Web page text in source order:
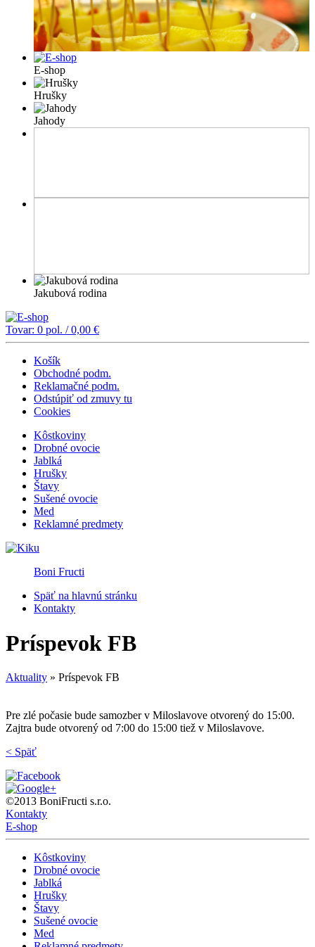
E-shop
Hrušky
Jahody
Jakubová rodina
Tovar: 0 pol. /0,00 €
Košík
Obchodné podm.
Reklamačné podm.
Odstúpiť od zmuvy tu
Cookies
Kôstkoviny
Drobné ovocie
Jablká
Hrušky
Štavy
Sušené ovocie
Med
Reklamné predmety
Boni Fructi
Späť na hlavnú stránku
Kontakty
Príspevok FB
Aktuality » Príspevok FB
Pre zlé počasie bude samozber v Miloslavove otvorený do 15:00.
Zajtra bude otvorený od 7:00 do 15:00 tiež v Miloslavove.
< Späť
©2013 BoniFructi s.r.o.
Kontakty
E-shop
Kôstkoviny
Drobné ovocie
Jablká
Hrušky
Štavy
Sušené ovocie
Med